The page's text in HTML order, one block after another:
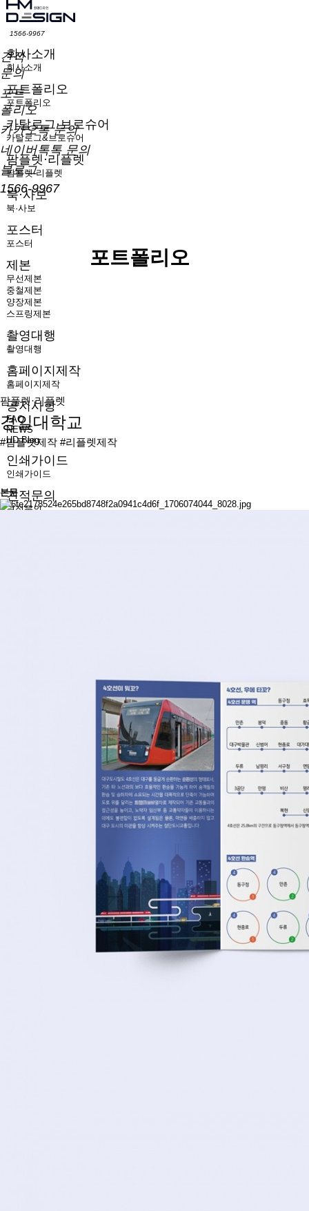
1566-9967
회사소개
회사소개
포트폴리오
포트폴리오
카탈로그·브로슈어
카탈로그&브로슈어
팜플렛·리플렛
팜플렛·리플렛
북·사보
북·사보
포스터
포스터
제본
무선제본
중철제본
양장제본
스프링제본
촬영대행
촬영대행
홈페이지제작
홈페이지제작
공지사항
FAQ
NEWS
HD Blog
인쇄가이드
인쇄가이드
견적문의
견적문의
견적
문의
포트
폴리오
카카오톡 문의
네이버톡톡 문의
블로그
1566-9967
포트폴리오
팜플렛·리플렛
경일대학교
#팜플렛제작 #리플렛제작
본문